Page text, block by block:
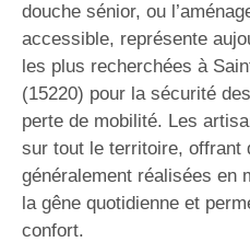
douche sénior, ou
accessible, représente
les plus recherchées à
(15220) pour la sécurité
perte de mobilité. Les
sur tout le territoire, offrant
généralement réalisées en
la gêne quotidienne et
confort.